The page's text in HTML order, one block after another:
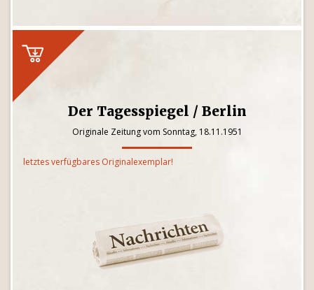
Der Tagesspiegel / Berlin
Originale Zeitung vom Sonntag, 18.11.1951
letztes verfügbares Originalexemplar!